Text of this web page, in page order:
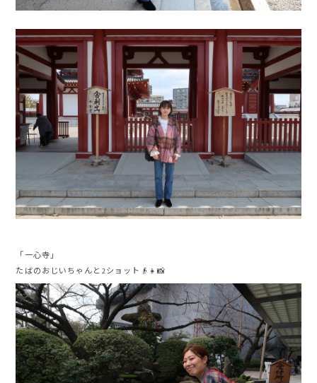
「一心寺」
たばのおじいちゃんと2ショット👴👧📸